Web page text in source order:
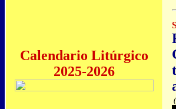
Calendario Litúrgico
2025-2026